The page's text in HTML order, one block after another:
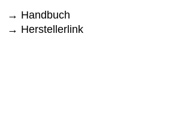
Handbuch
Herstellerlink